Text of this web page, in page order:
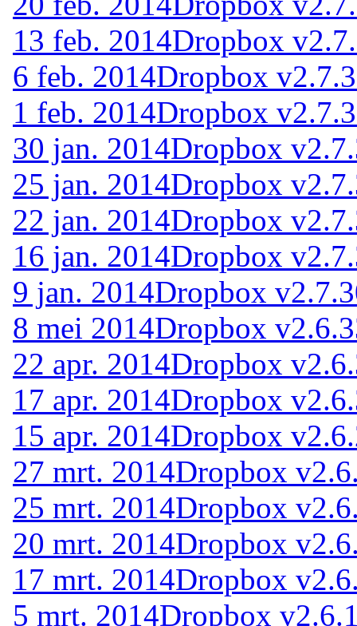
13 feb. 2014Dropbox
6 feb. 2014Dropbox
1 feb. 2014Dropbox
30 jan. 2014Dropbox
25 jan. 2014Dropbox
22 jan. 2014Dropbox
16 jan. 2014Dropbox
9 jan. 2014Dropbox
8 mei 2014Dropbox
22 apr. 2014Dropbox
17 apr. 2014Dropbox
15 apr. 2014Dropbox
27 mrt. 2014Dropbox
25 mrt. 2014Dropbox
20 mrt. 2014Dropbox
17 mrt. 2014Dropbox
5 mrt. 2014Dropbox